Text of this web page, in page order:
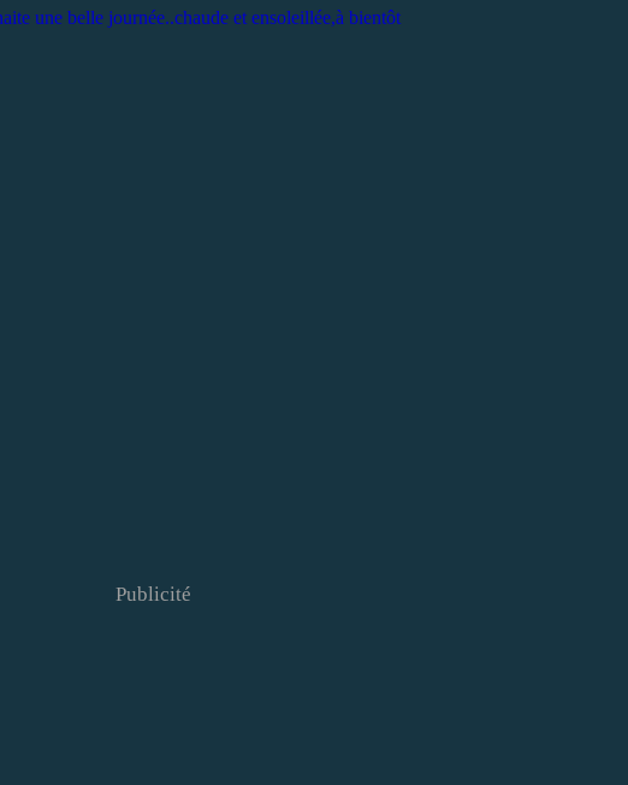
une belle journée..chaude et ensoleillée,à bientôt
Publicité